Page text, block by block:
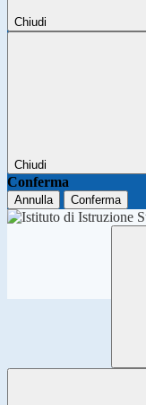
Chiudi
Chiudi
Conferma
Annulla Conferma